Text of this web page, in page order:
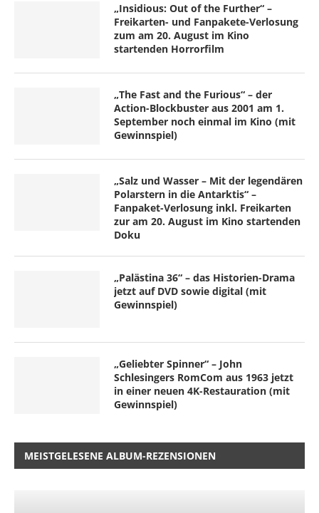
„Insidious: Out of the Further“ –
Freikarten- und Fanpakete-Verlosung
zum am 20. August im Kino
startenden Horrorfilm
„The Fast and the Furious“ – der
Action-Blockbuster aus 2001 am 1.
September noch einmal im Kino (mit
Gewinnspiel)
„Salz und Wasser – Mit der legendären
Polarstern in die Antarktis“ –
Fanpaket-Verlosung inkl. Freikarten
zur am 20. August im Kino startenden
Doku
„Palästina 36“ – das Historien-Drama
jetzt auf DVD sowie digital (mit
Gewinnspiel)
„Geliebter Spinner“ – John
Schlesingers RomCom aus 1963 jetzt
in einer neuen 4K-Restauration (mit
Gewinnspiel)
MEISTGELESENE ALBUM-REZENSIONEN